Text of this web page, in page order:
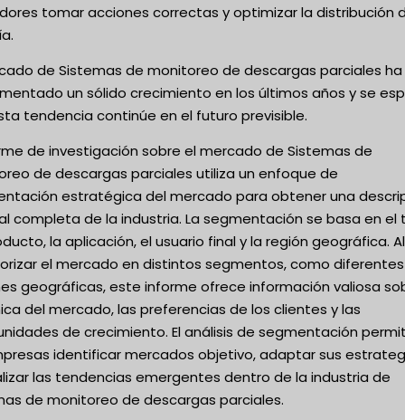
tomar acciones correctas y optimizar la distribución
de Sistemas de monitoreo de descargas parciales ha
un sólido crecimiento en los últimos años y se
tendencia continúe en el futuro previsible.
de investigación sobre el mercado de Sistemas de
de descargas parciales utiliza un enfoque de
estratégica del mercado para obtener una
completa de la industria. La segmentación se basa en el
la aplicación, el usuario final y la región geográfica. Al
el mercado en distintos segmentos, como diferentes
geográficas, este informe ofrece información valiosa
del mercado, las preferencias de los clientes y las
de crecimiento. El análisis de segmentación
identificar mercados objetivo, adaptar sus
las tendencias emergentes dentro de la industria de
de monitoreo de descargas parciales.